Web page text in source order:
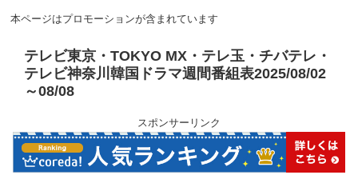
本ページはプロモーションが含まれています
テレビ東京・TOKYO MX・テレ玉・チバテレ・
テレビ神奈川韓国ドラマ週間番組表2025/08/02
～08/08
スポンサーリンク